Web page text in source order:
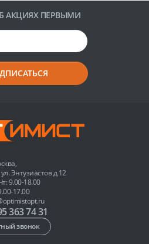
АКЦИЯХ ПЕРВЫМИ
Энтузиастов д.12
9.00-18.00
17.00
363 74 31
звонок